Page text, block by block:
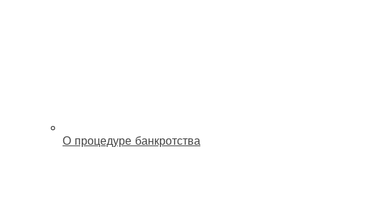
О процедуре банкротства